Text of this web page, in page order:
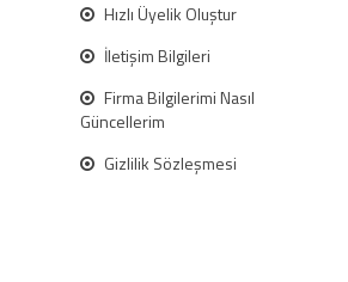
Hızlı Üyelik Oluştur
İletişim Bilgileri
Firma Bilgilerimi Nasıl
Güncellerim
Gizlilik Sözleşmesi